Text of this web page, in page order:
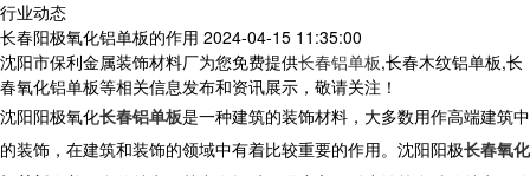
行业动态
长春阳极氧化铝单板的作用 2024-04-15 11:35:00
沈阳市保利金属装饰材料厂为您免费提供长春铝单板,长春木纹铝单板,长
春氧化铝单板等相关信息发布和资讯展示，敬请关注！
沈阳阳极氧化长春铝单板是一种建筑的装饰材料，大多数用作高端建筑中
的装饰，在建筑和装饰的领域中有着比较重要的作用。沈阳阳极长春氧化